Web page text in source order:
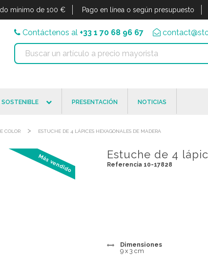
mínimo de 100 € Pago en línea o según presupuesto
Contáctenos al +33 1 70 68 96 67
SOSTENIBLE PRESENTACIÓN NOTICIAS
COLOR > ESTUCHE DE 4 LÁPICES HEXAGONALES DE MADERA
Más vendido Estuche de 4
Referencia 10-17828
Dimensiones
9 x 3 cm